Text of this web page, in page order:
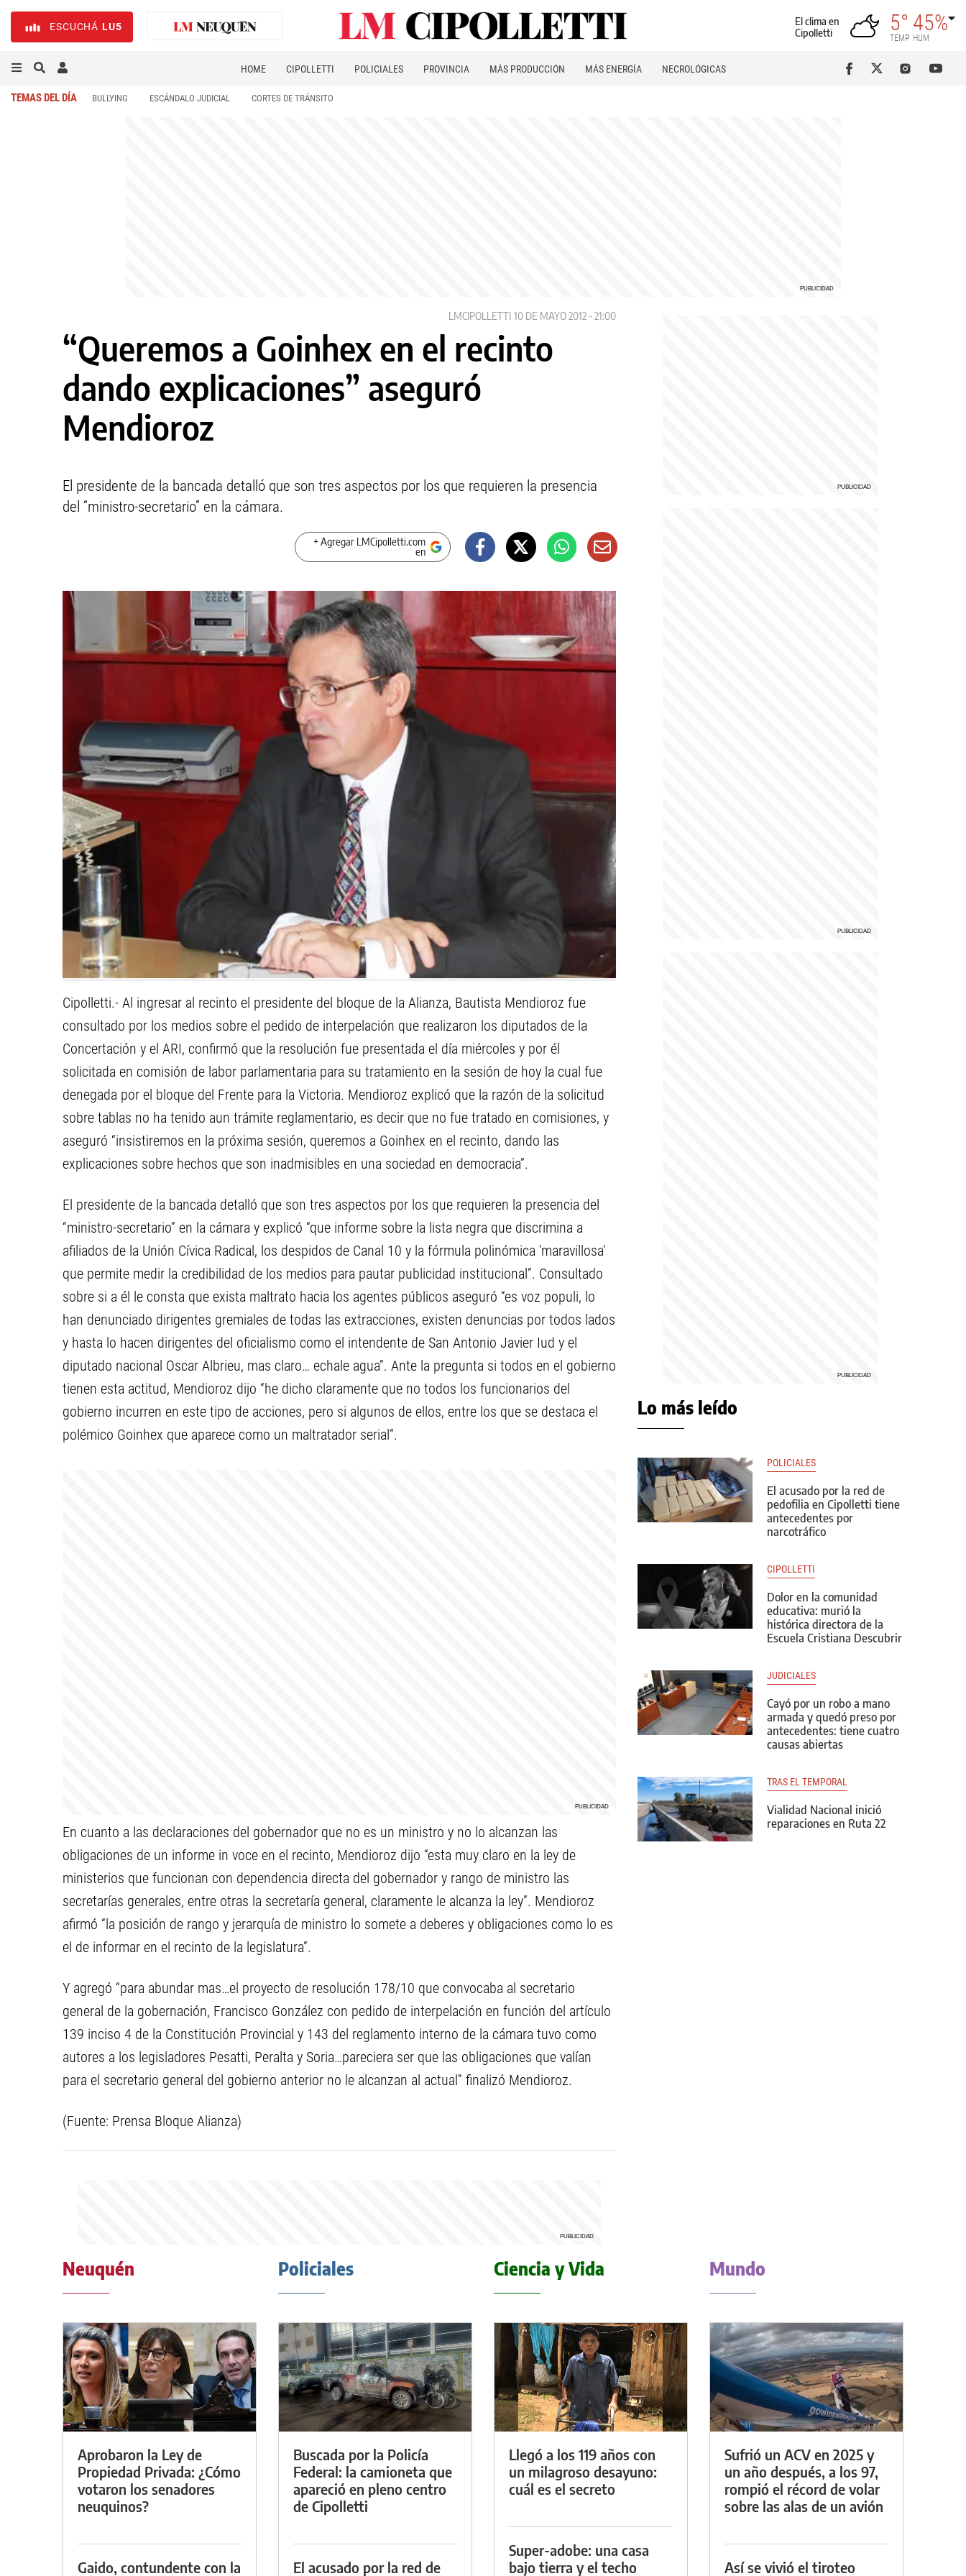
ESCUCHÁ LU5
El clima en
Cipolletti
5°
TEMP
45%
HUM
HOME CIPOLLETTI POLICIALES PROVINCIA MÁS PRODUCCIÓN MÁS ENERGÍA NECROLÓGICAS
TEMAS DEL DÍA BULLYING ESCÁNDALO JUDICIAL CORTES DE TRÁNSITO
LMCIPOLLETTI 10 DE MAYO 2012 - 21:00
“Queremos a Goinhex en el recinto
dando explicaciones” aseguró
Mendioroz
El presidente de la bancada detalló que son tres aspectos por los que requieren la presencia
del “ministro-secretario” en la cámara.
+ Agregar LMCipolletti.com
en
Cipolletti.- Al ingresar al recinto el presidente del bloque de la Alianza, Bautista Mendioroz fue
consultado por los medios sobre el pedido de interpelación que realizaron los diputados de la
Concertación y el ARI, confirmó que la resolución fue presentada el día miércoles y por él
solicitada en comisión de labor parlamentaria para su tratamiento en la sesión de hoy la cual fue
denegada por el bloque del Frente para la Victoria. Mendioroz explicó que la razón de la solicitud
sobre tablas no ha tenido aun trámite reglamentario, es decir que no fue tratado en comisiones, y
aseguró “insistiremos en la próxima sesión, queremos a Goinhex en el recinto, dando las
explicaciones sobre hechos que son inadmisibles en una sociedad en democracia”.
El presidente de la bancada detalló que son tres aspectos por los que requieren la presencia del
“ministro-secretario” en la cámara y explicó “que informe sobre la lista negra que discrimina a
afiliados de la Unión Cívica Radical, los despidos de Canal 10 y la fórmula polinómica 'maravillosa'
que permite medir la credibilidad de los medios para pautar publicidad institucional”. Consultado
sobre si a él le consta que exista maltrato hacia los agentes públicos aseguró “es voz populi, lo
han denunciado dirigentes gremiales de todas las extracciones, existen denuncias por todos lados
y hasta lo hacen dirigentes del oficialismo como el intendente de San Antonio Javier Iud y el
diputado nacional Oscar Albrieu, mas claro… echale agua”. Ante la pregunta si todos en el gobierno
tienen esta actitud, Mendioroz dijo “he dicho claramente que no todos los funcionarios del
gobierno incurren en este tipo de acciones, pero si algunos de ellos, entre los que se destaca el
polémico Goinhex que aparece como un maltratador serial”.
En cuanto a las declaraciones del gobernador que no es un ministro y no lo alcanzan las
obligaciones de un informe in voce en el recinto, Mendioroz dijo “esta muy claro en la ley de
ministerios que funcionan con dependencia directa del gobernador y rango de ministro las
secretarías generales, entre otras la secretaría general, claramente le alcanza la ley”. Mendioroz
afirmó “la posición de rango y jerarquía de ministro lo somete a deberes y obligaciones como lo es
el de informar en el recinto de la legislatura”.
Y agregó “para abundar mas…el proyecto de resolución 178/10 que convocaba al secretario
general de la gobernación, Francisco González con pedido de interpelación en función del artículo
139 inciso 4 de la Constitución Provincial y 143 del reglamento interno de la cámara tuvo como
autores a los legisladores Pesatti, Peralta y Soria…pareciera ser que las obligaciones que valían
para el secretario general del gobierno anterior no le alcanzan al actual” finalizó Mendioroz.
(Fuente: Prensa Bloque Alianza)
Lo más leído
POLICIALES
El acusado por la red de
pedofilia en Cipolletti tiene
antecedentes por
narcotráfico
CIPOLLETTI
Dolor en la comunidad
educativa: murió la
histórica directora de la
Escuela Cristiana Descubrir
JUDICIALES
Cayó por un robo a mano
armada y quedó preso por
antecedentes: tiene cuatro
causas abiertas
TRAS EL TEMPORAL
Vialidad Nacional inició
reparaciones en Ruta 22
Neuquén
Aprobaron la Ley de
Propiedad Privada: ¿Cómo
votaron los senadores
neuquinos?
Gaido, contundente con la
Policiales
Buscada por la Policía
Federal: la camioneta que
apareció en pleno centro
de Cipolletti
El acusado por la red de
Ciencia y Vida
Llegó a los 119 años con
un milagroso desayuno:
cuál es el secreto
Super-adobe: una casa
bajo tierra y el techo
Mundo
Sufrió un ACV en 2025 y
un año después, a los 97,
rompió el récord de volar
sobre las alas de un avión
Así se vivió el tiroteo